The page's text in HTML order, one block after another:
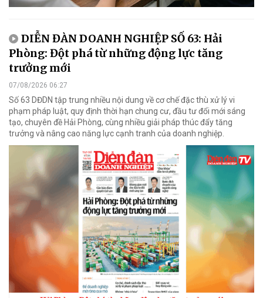
DIỄN ĐÀN DOANH NGHIỆP SỐ 63: Hải
Phòng: Đột phá từ những động lực tăng
trưởng mới
07/08/2026 06:27
Số 63 DĐDN tập trung nhiều nội dung về cơ chế đặc thù xử lý vi
phạm pháp luật, quy định thời hạn chung cư, đầu tư đổi mới sáng
tạo, chuyên đề Hải Phòng, cùng nhiều giải pháp thúc đẩy tăng
trưởng và nâng cao năng lực cạnh tranh của doanh nghiệp.